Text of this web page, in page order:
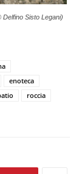
Delfino Sisto Legani)
enoteca
roccia